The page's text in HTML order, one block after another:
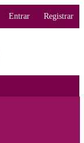
Entrar Registrar